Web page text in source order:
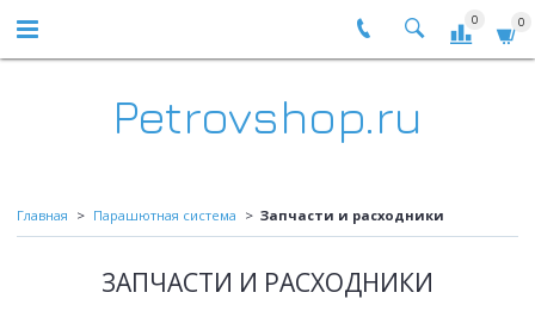
0 0
Petrovshop.ru
Главная Парашютная система Запчасти и расходники
ЗАПЧАСТИ И РАСХОДНИКИ